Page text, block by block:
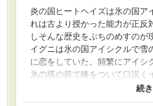
炎の国ヒートヘイズは氷の国ア
れは古より授かった能力が正反
しそんな歴史をぶちのめすのが
イグニは氷の国アイシクルで雪
に恋をしていた。頻繁にアイシ
氷の塔の前で膝をついて口説く
えなかったフロスは段々とイグ